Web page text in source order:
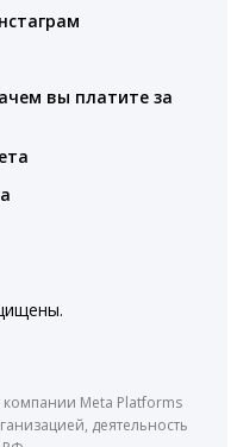
вы платите за
Meta Platforms
деятельность